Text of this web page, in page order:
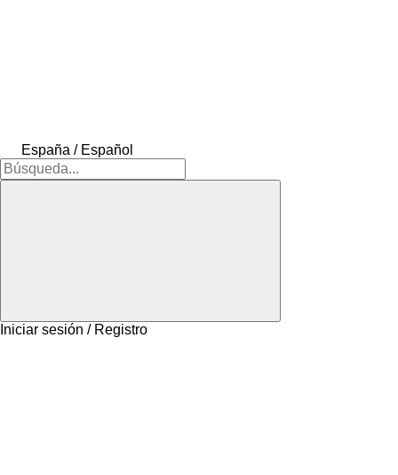
España / Español
Iniciar sesión / Registro